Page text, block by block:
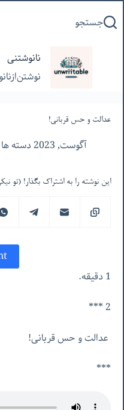
به
جستجو
نانوشتنی
عدالت و حس قربانی!
آگوست, 2023 دسته ها
این نوشته را به اشتراک بگذار! (تو
1 دقیقه.
2 ***
عدالت و حس قربانی!
***